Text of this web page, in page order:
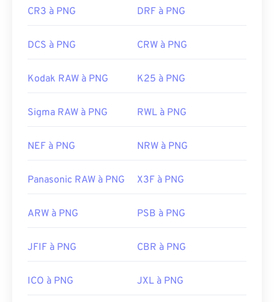
Outils PNG associés :
les couleurs des images
CR3 à PNG DRF à PNG
DCS à PNG CRW à PNG
Kodak RAW à PNG K25 à PNG
Sigma RAW à PNG RWL à PNG
NEF à PNG NRW à PNG
Panasonic RAW à PNG X3F à PNG
ARW à PNG PSB à PNG
JFIF à PNG CBR à PNG
ICO à PNG JXL à PNG